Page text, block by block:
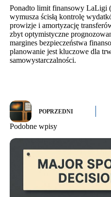
Ponadto limit finansowy LaLigi
wymusza ścisłą kontrolę
prowizje i amortyzację
zbyt optymistyczne
margines bezpieczeństwa
planowanie jest kluczowe dla
samowystarczalności.
POPRZEDNI
Podobne wpisy